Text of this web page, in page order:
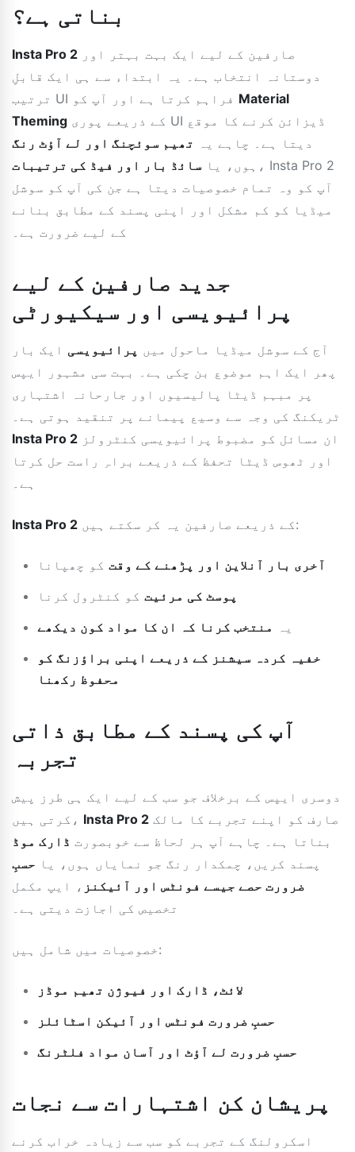
بناتی ہے؟
Insta Pro 2
دوستانہ انتخاب ہے۔ یہ ابتداء سے ہی ایک قابلِ
Material
Theming
دیتا ہے۔ چاہے یہ تھیم سوئچنگ اور لے آؤٹ رنگ
ہوں، یا سائڈ بار اور فیڈ کی ترتیبات
، Insta Pro 2
آپ کو وہ تمام خصوصیات دیتا ہے جن کی آپ کو سوشل
میڈیا کو کم مشکل اور اپنی پسند کے مطابق بنانے
کے لیے ضرورت ہے۔
جدید صارفین کے لیے
پرائیویسی اور سیکیورٹی
آج کے سوشل میڈیا ماحول میں پرائیویسی ایک بار
پھر ایک اہم موضوع بن چکی ہے۔ بہت سی مشہور ایپس
پر مبہم ڈیٹا پالیسیوں اور جارحانہ اشتہاری
ٹریکنگ کی وجہ سے وسیع پیمانے پر تنقید ہوتی ہے۔
Insta Pro 2
اور ٹھوس ڈیٹا تحفظ کے ذریعے براہِ راست حل کرتا
ہے۔
Insta Pro 2 کے ذریعے صارفین یہ کر سکتے ہیں:
آخری بار آنلاین اور پڑھنے کے وقت کو چھپانا
پوسٹ کی مرئیت کو کنٹرول کرنا
یہ
منتخب کرنا کہ ان کا مواد کون دیکھے
خفیہ کردہ سیشنز کے ذریعے اپنی براؤزنگ کو
محفوظ رکھنا
آپ کی پسند کے مطابق ذاتی
تجربہ
دوسری ایپس کے برخلاف جو سب کے لیے ایک ہی طرز پیش
کرتی ہیں، Insta Pro 2
بناتا ہے۔ چاہے آپ ہر لحاظ سے خوبصورت ڈارک موڈ
پسند کریں، چمکدار رنگ جو نمایاں ہوں، یا حسبِ
ضرورت حصے جیسے فونٹس اور آئیکنز ، ایپ مکمل
تخصیص کی اجازت دیتی ہے۔
خصوصیات میں شامل ہیں:
لائٹ، ڈارک اور فیوژن تھیم موڈز
حسبِ ضرورت فونٹس اور آئیکن اسٹائلز
حسبِ ضرورت لے آؤٹ اور آسان مواد فلٹرنگ
پریشان کن اشتہارات سے نجات
اسکرولنگ کے تجربے کو سب سے زیادہ خراب کرنے